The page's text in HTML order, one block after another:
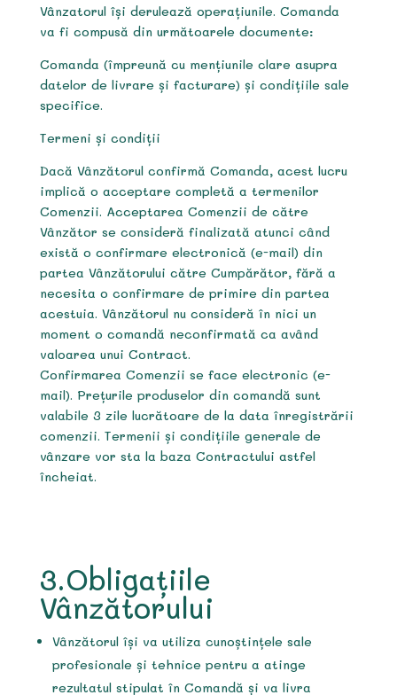
Vânzatorul își derulează operațiunile. Comanda
va fi compusă din următoarele documente:
Comanda (împreună cu mențiunile clare asupra
datelor de livrare și facturare) și condițiile sale
specifice.
Termeni și condiții
Dacă Vânzătorul confirmă Comanda, acest lucru
implică o acceptare completă a termenilor
Comenzii. Acceptarea Comenzii de către
Vânzător se consideră finalizată atunci când
există o confirmare electronică (e-mail) din
partea Vânzătorului către Cumpărător, fără a
necesita o confirmare de primire din partea
acestuia. Vânzătorul nu consideră în nici un
moment o comandă neconfirmată ca având
valoarea unui Contract.
Confirmarea Comenzii se face electronic (e-
mail). Prețurile produselor din comandă sunt
valabile 3 zile lucrătoare de la data înregistrării
comenzii. Termenii și condițiile generale de
vânzare vor sta la baza Contractului astfel
încheiat.
3.Obligațiile
Vânzătorului
Vânzătorul își va utiliza cunoștințele sale
profesionale și tehnice pentru a atinge
rezultatul stipulat în Comandă și va livra